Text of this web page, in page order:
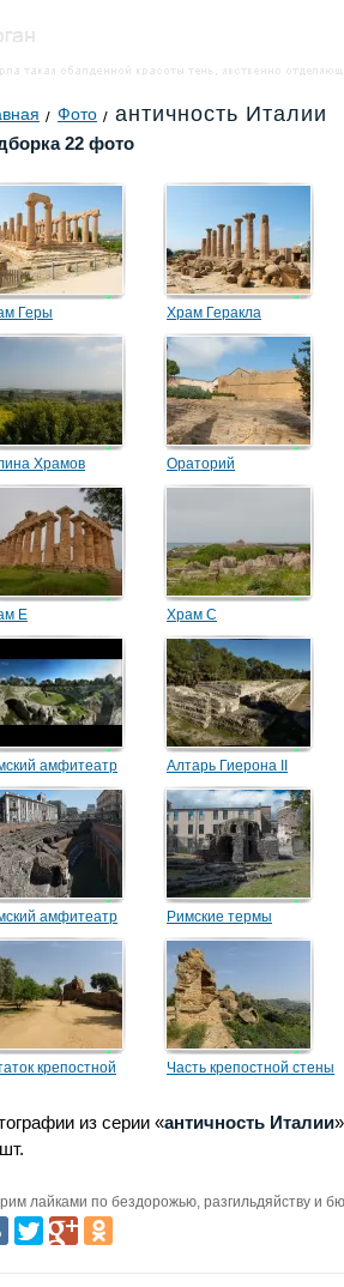
Фото античность Италии
22 фото
Геры Храм Геракла
Храмов Ораторий
Е Храм С
амфитеатр Алтарь Гиерона II
амфитеатр Римские термы
крепостной
Часть крепостной стены
из серии «античность Италии
лайками по бездорожью, разгильдяйству и